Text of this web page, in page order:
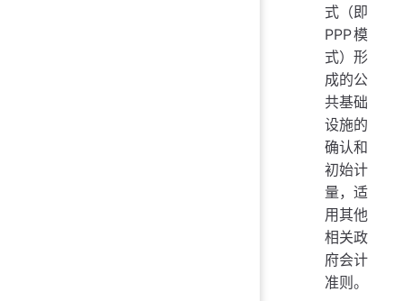
式（即
PPP模
式）形
成的公
共基础
设施的
确认和
初始计
量，适
用其他
相关政
府会计
准则。